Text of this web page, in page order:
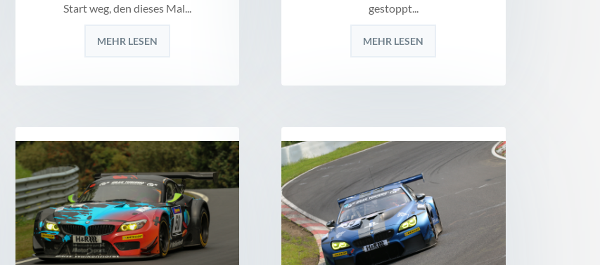
Start weg, den dieses Mal...
MEHR LESEN
gestoppt...
MEHR LESEN